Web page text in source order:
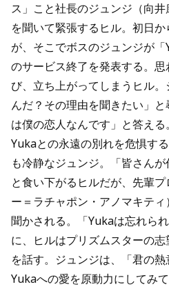
ス」こと社長のジュンジ（向
を聞いて緊張するヒル。初日
が、そこでボスのジュンジが「
のサービス終了を発表する。
び、立ち上がってしまうヒル
んだ？その理由を聞きたい」
は僕の恋人なんです」と答え
Yukaとの永遠の別れを危惧す
も冷静なジュンジ。「皆さんが
と食い下がるヒルだが、先輩
ー＝ラチャポン・アノマキテ
聞かされる。「Yukaは忘れら
に、ヒルはプリズムスターの
を話す。ジュンジは、「君の
Yukaへの愛を原動力にしてみ